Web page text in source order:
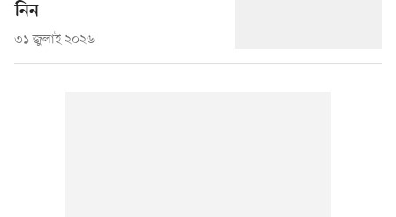
নিন
৩১ জুলাই ২০২৬